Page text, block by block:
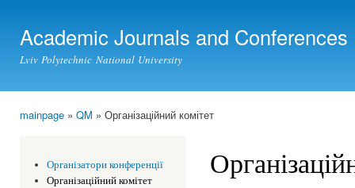
Academic Journals and Conferences
Lviv Polytechnic National University
mainpage » QM » Організаційний комітет
Організатори конференції
Організаційний комітет